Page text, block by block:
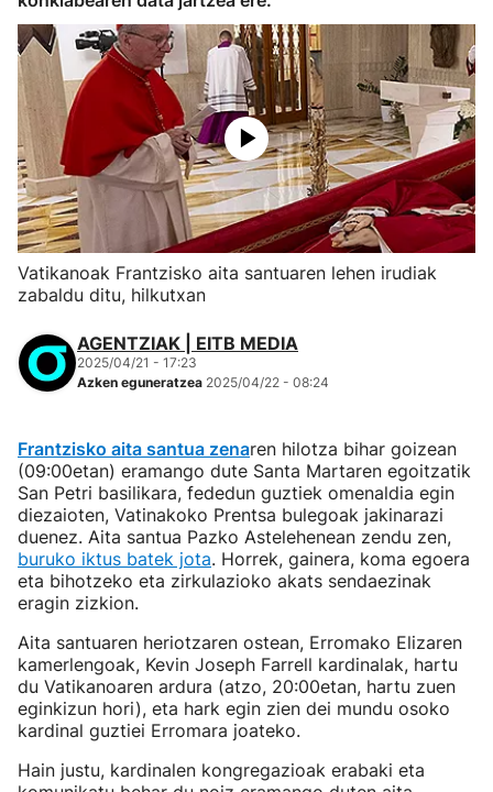
Vatikanoak Frantzisko aita santuaren lehen irudiak
zabaldu ditu, hilkutxan
AGENTZIAK | EITB MEDIA
2025/04/21 - 17:23
Azken eguneratzea 2025/04/22 - 08:24
Frantzisko aita santua zenaren hilotza bihar goizean
(09:00etan) eramango dute Santa Martaren egoitzatik
San Petri basilikara, fededun guztiek omenaldia egin
diezaioten, Vatinakoko Prentsa bulegoak jakinarazi
duenez. Aita santua Pazko Astelehenean zendu zen,
buruko iktus batek jota. Horrek, gainera, koma egoera
eta bihotzeko eta zirkulazioko akats sendaezinak
eragin zizkion.
Aita santuaren heriotzaren ostean, Erromako Elizaren
kamerlengoak, Kevin Joseph Farrell kardinalak, hartu
du Vatikanoaren ardura (atzo, 20:00etan, hartu zuen
eginkizun hori), eta hark egin zien dei mundu osoko
kardinal guztiei Erromara joateko.
Hain justu, kardinalen kongregazioak erabaki eta